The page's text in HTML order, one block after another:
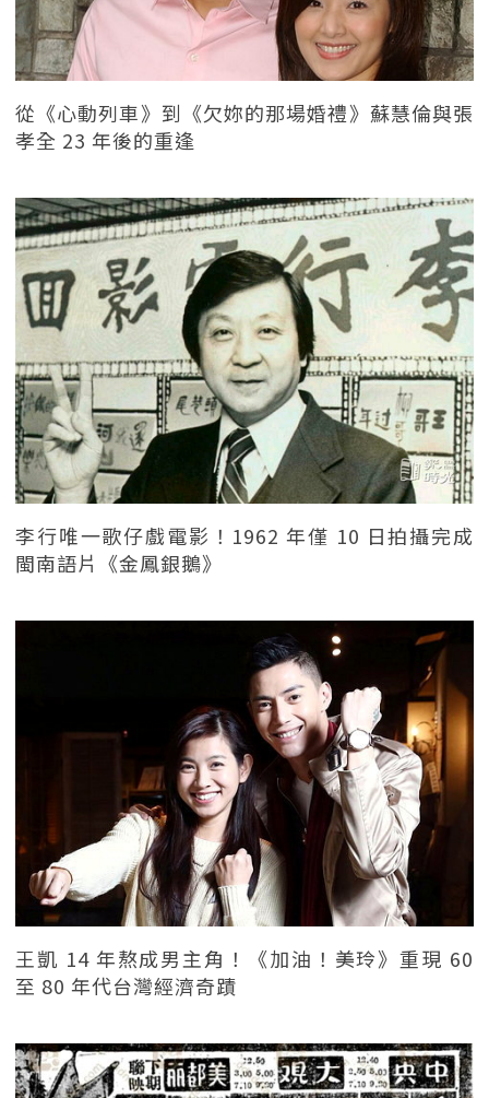
從《心動列車》到《欠妳的那場婚禮》蘇慧倫與張
孝全 23 年後的重逢
李行唯一歌仔戲電影！1962 年僅 10 日拍攝完成
閩南語片《金鳳銀鵝》
王凱 14 年熬成男主角！《加油！美玲》重現 60
至 80 年代台灣經濟奇蹟